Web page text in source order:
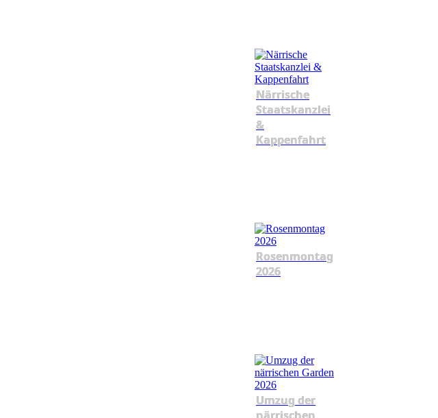
Närrische
Staatskanzlei
&
Kappenfahrt
Rosenmontag
2026
Umzug der
närrischen